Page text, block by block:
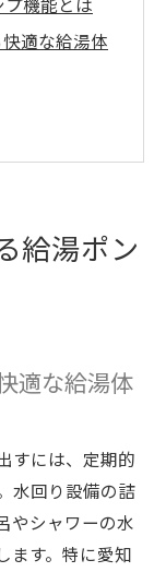
適な給湯体
活の質
ンテナンス
ンスの実践
方法を解説
湯の悩みゼ
給湯ポン
適な給湯体
すには、定期的
水回り設備の詰
やシャワーの水
ます。特に愛知